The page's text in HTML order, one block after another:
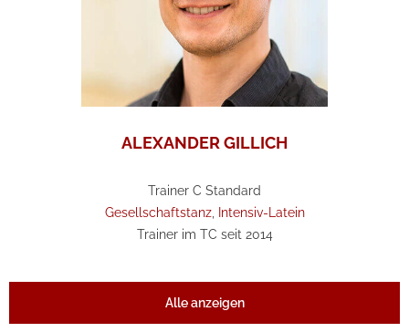
ALEXANDER GILLICH
Trainer C Standard
Gesellschaftstanz,
Intensiv-Latein
Trainer im TC seit 2014
Alle anzeigen